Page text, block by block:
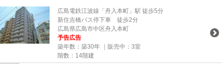
広島電鉄江波線「舟入本町」駅 徒歩5分
新住吉橋バス停下車 徒歩2分
広島県広島市中区舟入本町
予告広告
築年数：築30年 ｜販売中： 3室
階数：14階建